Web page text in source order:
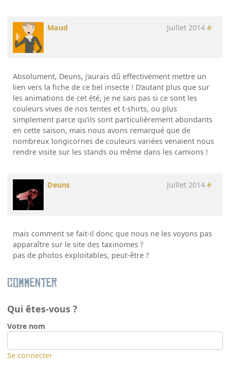
Maud Juillet 2014 #
Absolument, Deuns, j’aurais dû effectivement mettre un
lien vers la fiche de ce bel insecte ! D’autant plus que sur
les animations de cet été, je ne sais pas si ce sont les
couleurs vives de nos tentes et t-shirts, ou plus
simplement parce qu’ils sont particulièrement abondants
en cette saison, mais nous avons remarqué que de
nombreux longicornes de couleurs variées venaient nous
rendre visite sur les stands ou même dans les camions !
Deuns Juillet 2014 #
mais comment se fait-il donc que nous ne les voyons pas
apparaître sur le site des taxinomes ?
pas de photos exploitables, peut-être ?
Commenter
Qui êtes-vous ?
Votre nom
Se connecter